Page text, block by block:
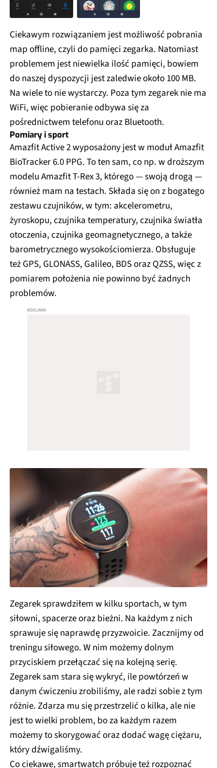
Ciekawym rozwiązaniem jest możliwość pobrania
map offline, czyli do pamięci zegarka. Natomiast
problemem jest niewielka ilość pamięci, bowiem
do naszej dyspozycji jest zaledwie około 100 MB.
Na wiele to nie wystarczy. Poza tym zegarek nie ma
WiFi, więc pobieranie odbywa się za
pośrednictwem telefonu oraz Bluetooth.
Pomiary i sport
Amazfit Active 2 wyposażony jest w moduł Amazfit
BioTracker 6.0 PPG. To ten sam, co np. w droższym
modelu Amazfit T-Rex 3, którego — swoją drogą —
również mam na testach. Składa się on z bogatego
zestawu czujników, w tym: akcelerometru,
żyroskopu, czujnika temperatury, czujnika światła
otoczenia, czujnika geomagnetycznego, a także
barometrycznego wysokościomierza. Obsługuje
też GPS, GLONASS, Galileo, BDS oraz QZSS, więc z
pomiarem położenia nie powinno być żadnych
problemów.
Zegarek sprawdziłem w kilku sportach, w tym
siłowni, spacerze oraz bieżni. Na każdym z nich
sprawuje się naprawdę przyzwoicie. Zacznijmy od
treningu siłowego. W nim możemy dolnym
przyciskiem przełączać się na kolejną serię.
Zegarek sam stara się wykryć, ile powtórzeń w
danym ćwiczeniu zrobiliśmy, ale radzi sobie z tym
różnie. Zdarza mu się przestrzelić o kilka, ale nie
jest to wielki problem, bo za każdym razem
możemy to skorygować oraz dodać wagę ciężaru,
który dźwigaliśmy.
Co ciekawe, smartwatch próbuje też rozpoznać